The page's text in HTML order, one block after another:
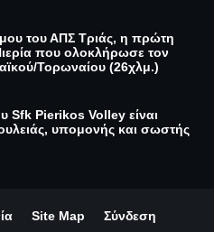
του ΑΠΣ Τριάς, η πρώτη
που ολοκλήρωσε τον
Τορωναίου (26χλμ.)
Sfk Pierikos Volley είναι
υπομονής και σωστής
Site Map Σύνδεση